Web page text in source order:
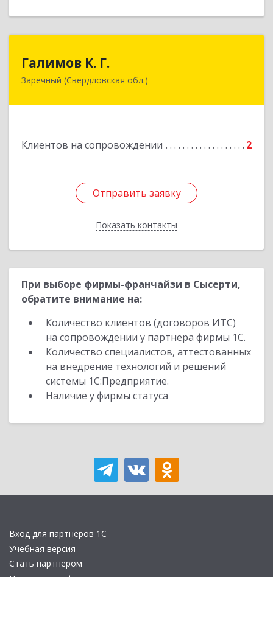
Галимов К. Г.
Заречный (Свердловская обл.)
Клиентов на сопровождении 2
Отправить заявку
Показать контакты
Свердловская обл, г. Заречный, ул. Кузнецова,
Отправить заявку
Назад
При выборе фирмы-франчайзи в Сысерти,
обратите внимание на:
Количество клиентов (договоров ИТС)
на сопровождении у партнера фирмы 1С.
Количество специалистов, аттестованных
на внедрение технологий и решений
системы 1С:Предприятие.
Наличие у фирмы статуса
Вход для партнеров 1С
Учебная версия
Стать партнером
Политика конфиденциальности